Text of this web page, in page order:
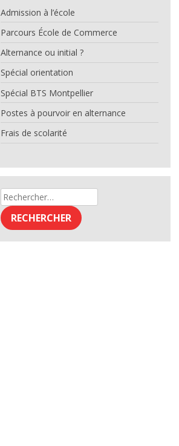
Admission à l’école
Parcours École de Commerce
Alternance ou initial ?
Spécial orientation
Spécial BTS Montpellier
Postes à pourvoir en alternance
Frais de scolarité
Rechercher :